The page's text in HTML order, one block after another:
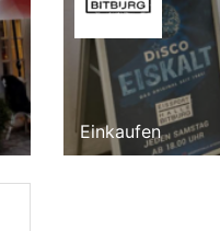
Einkaufen